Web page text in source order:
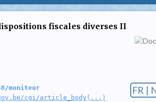
fiscales diverses II
moniteur
cgi/article_body(...)
FR |